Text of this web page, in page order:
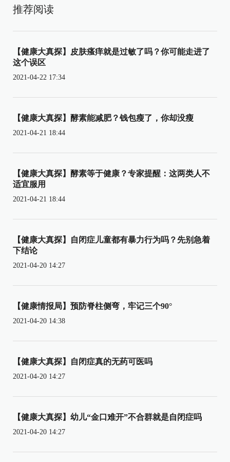
推荐阅读
【健康大真探】皮肤瘙痒就是过敏了吗？你可能走进了
这个误区
2021-04-22 17:34
【健康大真探】酵素能减肥？钱包瘦了，你却没瘦
2021-04-21 18:44
【健康大真探】酵素等于健康？专家提醒：这两类人不
适宜服用
2021-04-21 18:44
【健康大真探】自闭症儿童都有暴力行为吗？先别急着
下结论
2021-04-20 14:27
【健康情报局】预防脊柱侧弯，牢记三个90°
2021-04-20 14:38
【健康大真探】自闭症真的无药可医吗
2021-04-20 14:27
【健康大真探】幼儿“金口难开”不合群就是自闭症吗
2021-04-20 14:27